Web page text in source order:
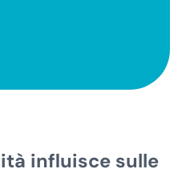
influisce sulle